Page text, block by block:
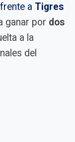
a Tigres
ganar por dos
a la
del